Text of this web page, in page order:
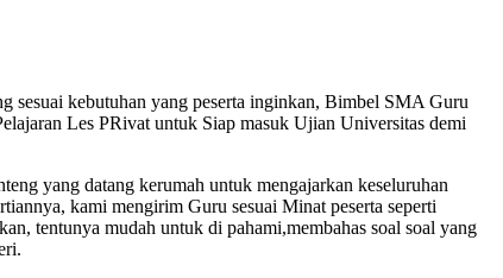
kebutuhan yang peserta inginkan, Bimbel SMA Guru
Les PRivat untuk Siap masuk Ujian Universitas demi
yang datang kerumah untuk mengajarkan keseluruhan
kami mengirim Guru sesuai Minat peserta seperti
tentunya mudah untuk di pahami,membahas soal soal yang